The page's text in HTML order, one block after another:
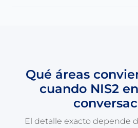
Qué áreas
cuando NIS2
El detalle exacto depende